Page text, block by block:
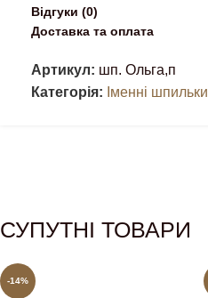
Відгуки (0)
Доставка та оплата
Артикул: шп. Ольга,п
Категорія: Іменні шпильки
СУПУТНІ ТОВАРИ
-14%